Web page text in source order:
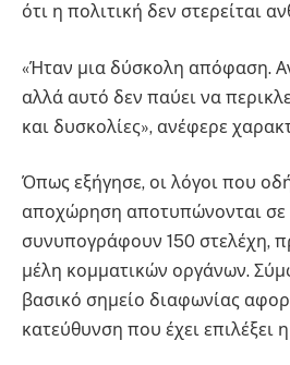
ότι η πολιτική δεν στερείται
«Ήταν μια δύσκολη απόφαση.
αλλά αυτό δεν παύει να
και δυσκολίες», ανέφερε
Όπως εξήγησε, οι λόγοι που
αποχώρηση αποτυπώνονται σε
συνυπογράφουν 150 στελέχη,
μέλη κομματικών οργάνων.
βασικό σημείο διαφωνίας
κατεύθυνση που έχει επιλέξει